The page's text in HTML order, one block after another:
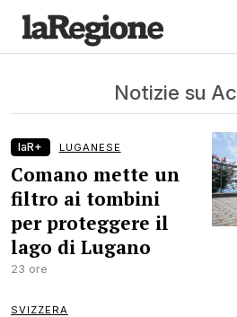
Notizie su
laR+ LUGANESE
Comano mette un
filtro ai tombini
per proteggere il
lago di Lugano
23 ore
SVIZZERA